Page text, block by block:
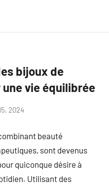
bijoux de
vie équilibrée
2024
beauté
sont devenus
quiconque désire à
Utilisant des